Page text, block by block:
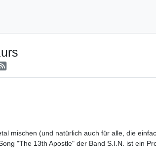
mischen (und natürlich auch für alle, die
"The 13th Apostle" der Band S.I.N. ist ein